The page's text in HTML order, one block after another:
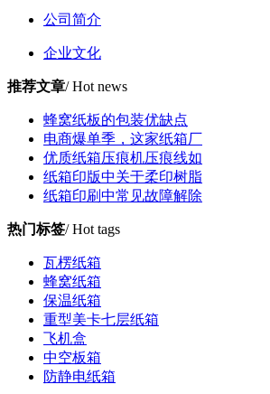
公司简介
企业文化
推荐文章/ Hot news
蜂窝纸板的包装优缺点
电商爆单季，这家纸箱厂
优质纸箱压痕机压痕线如
纸箱印版中关于柔印树脂
纸箱印刷中常见故障解除
热门标签/ Hot tags
瓦楞纸箱
蜂窝纸箱
保温纸箱
重型美卡七层纸箱
飞机盒
中空板箱
防静电纸箱